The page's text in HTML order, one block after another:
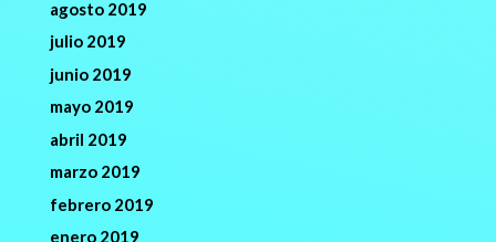
agosto 2019
julio 2019
junio 2019
mayo 2019
abril 2019
marzo 2019
febrero 2019
enero 2019